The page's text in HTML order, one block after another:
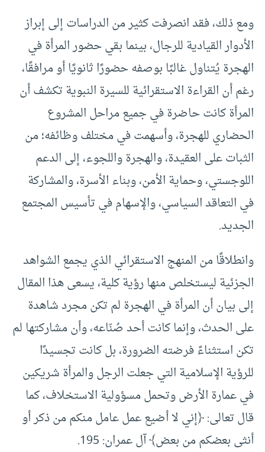
ومع ذلك، فقد انصرفت كثير من الدراسات إلى إبراز
الأدوار القيادية للرجال، بينما بقي حضور المرأة في
الهجرة يُتناول غالبًا بوصفه حضورًا ثانويًا أو مرافقًا،
رغم أن القراءة الاستقرائية للسيرة النبوية تكشف أن
المرأة كانت حاضرة في جميع مراحل المشروع
الحضاري للهجرة، وأسهمت في مختلف وظائفه؛ من
الثبات على العقيدة، والهجرة واللجوء، إلى الدعم
اللوجستي، وحماية الأمن، وبناء الأسرة، والمشاركة
في التعاقد السياسي، والإسهام في تأسيس المجتمع
الجديد.
وانطلاقًا من المنهج الاستقرائي الذي يجمع الشواهد
الجزئية ليستخلص منها رؤية كلية، يسعى هذا المقال
إلى بيان أن المرأة في الهجرة لم تكن مجرد شاهدة
على الحدث، وإنما كانت أحد صُنّاعه، وأن مشاركتها لم
تكن استثناءً فرضته الضرورة، بل كانت تجسيدًا
للرؤية الإسلامية التي جعلت الرجل والمرأة شريكين
في عمارة الأرض وتحمل مسؤولية الاستخلاف، كما
قال تعالى: ﴿إني لا أضيع عمل عامل منكم من ذكر أو
أنثى بعضكم من بعض﴾ آل عمران: 195.